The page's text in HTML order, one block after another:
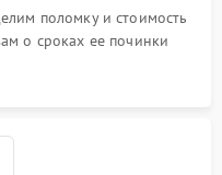
поломку и стоимость
о сроках ее починки